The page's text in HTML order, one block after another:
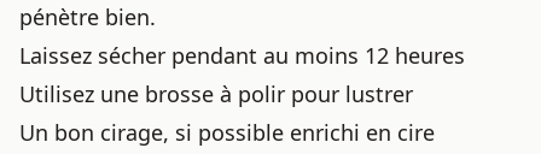
pénètre bien.
Laissez sécher pendant au moins 12 heures
Utilisez une brosse à polir pour lustrer
Un bon cirage, si possible enrichi en cire